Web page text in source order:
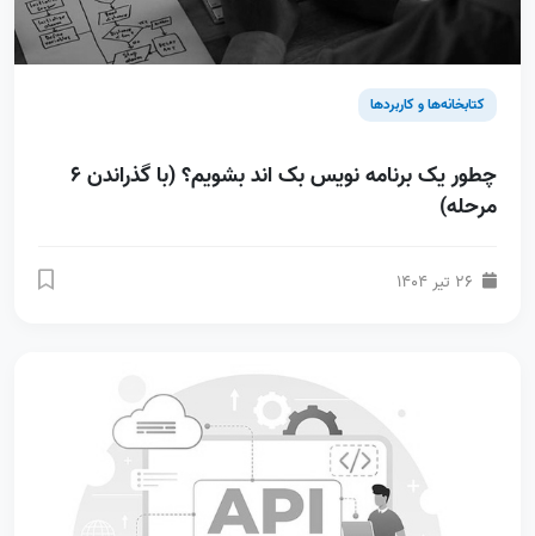
کتابخانه‌ها و کاربردها
چطور یک برنامه نویس بک اند بشویم؟ (با گذراندن 6
مرحله)